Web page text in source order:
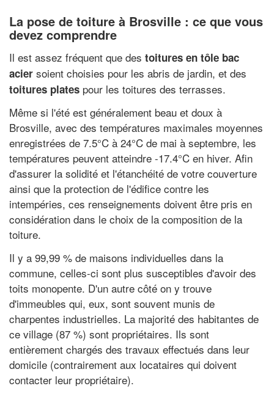
La pose de toiture à Brosville : ce que vous
devez comprendre
Il est assez fréquent que des toitures en tôle bac
acier soient choisies pour les abris de jardin, et des
toitures plates pour les toitures des terrasses.
Même si l'été est généralement beau et doux à
Brosville, avec des températures maximales moyennes
enregistrées de 7.5°C à 24°C de mai à septembre, les
températures peuvent atteindre -17.4°C en hiver. Afin
d'assurer la solidité et l'étanchéité de votre couverture
ainsi que la protection de l'édifice contre les
intempéries, ces renseignements doivent être pris en
considération dans le choix de la composition de la
toiture.
Il y a 99,99 % de maisons individuelles dans la
commune, celles-ci sont plus susceptibles d'avoir des
toits monopente. D'un autre côté on y trouve
d'immeubles qui, eux, sont souvent munis de
charpentes industrielles. La majorité des habitantes de
ce village (87 %) sont propriétaires. Ils sont
entièrement chargés des travaux effectués dans leur
domicile (contrairement aux locataires qui doivent
contacter leur propriétaire).